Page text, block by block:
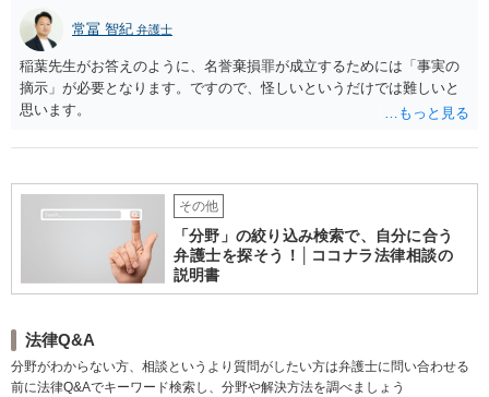
常冨 智紀 弁護士
稲葉先生がお答えのように、名誉棄損罪が成立するためには「事実の
摘示」が必要となります。ですので、怪しいというだけでは難しいと
思います。
その他
「分野」の絞り込み検索で、自分に合う
弁護士を探そう！│ココナラ法律相談の
説明書
法律Q&A
分野がわからない方、相談というより質問がしたい方は弁護士に問い合わせる
前に法律Q&Aでキーワード検索し、分野や解決方法を調べましょう